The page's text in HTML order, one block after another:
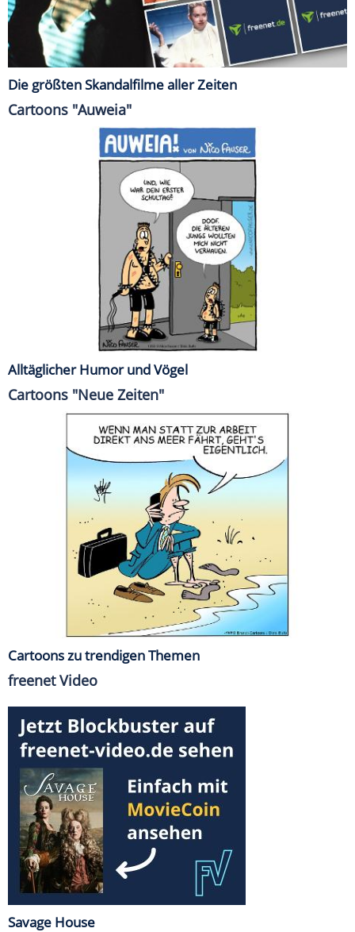
Die größten Skandalfilme aller Zeiten
Cartoons "Auweia"
Alltäglicher Humor und Vögel
Cartoons "Neue Zeiten"
Cartoons zu trendigen Themen
freenet Video
Savage House